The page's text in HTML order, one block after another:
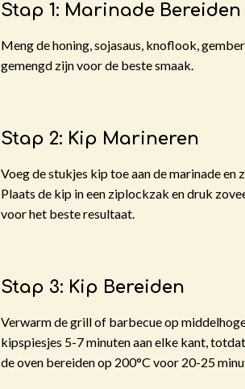
Stap 1: Marinade Bereiden
Meng de honing, sojasaus, knoflook,
gemengd zijn voor de beste smaak.
Stap 2: Kip Marineren
Voeg de stukjes kip toe aan de marinade
Plaats de kip in een ziplockzak en druk
voor het beste resultaat.
Stap 3: Kip Bereiden
Verwarm de grill of barbecue op
kipspiesjes 5-7 minuten aan elke kant,
de oven bereiden op 200°C voor 20-25